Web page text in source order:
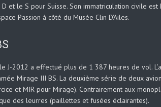
et le S pour Suisse. Son immatriculation civile
Passion à côté du Musée Clin D’Ailes.
J-2012 a effectué plus de 1 387 heures de vol.
Mirage III BS. La deuxième série de deux
et MIR pour Mirage). Contrairement aux
des leurres (paillettes et fusées éclairantes).